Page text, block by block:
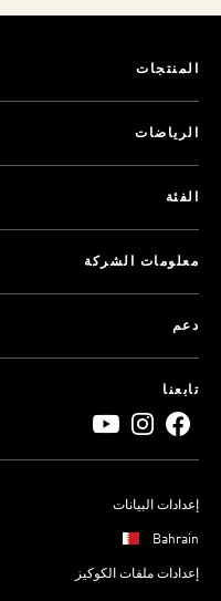
المنتجات
الرياضات
الفئة
معلومات الشركة
دعم
تابعنا
إعدادات البيانات
Bahrain
إعدادات ملفات الكوكيز